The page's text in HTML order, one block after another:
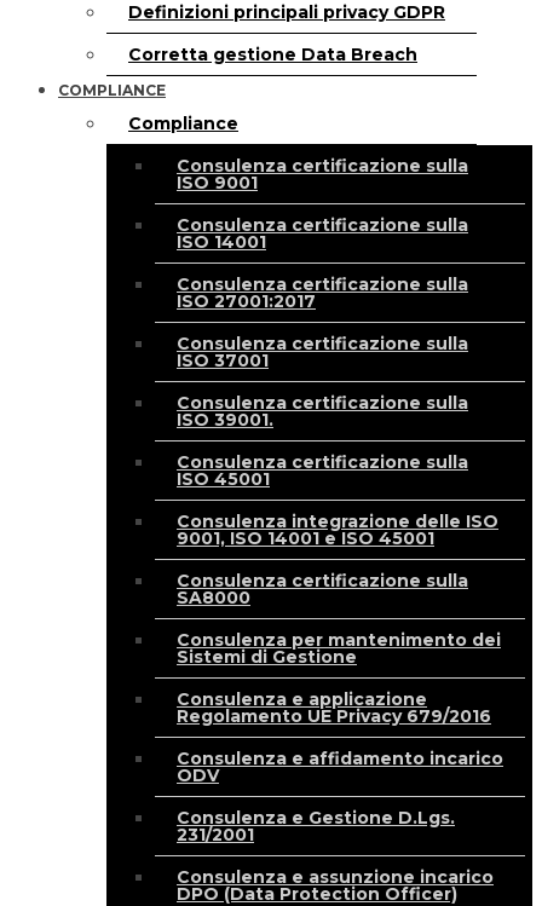
Definizioni principali privacy GDPR
Corretta gestione Data Breach
COMPLIANCE
Compliance
Consulenza certificazione sulla
ISO 9001
Consulenza certificazione sulla
ISO 14001
Consulenza certificazione sulla
ISO 27001:2017
Consulenza certificazione sulla
ISO 37001
Consulenza certificazione sulla
ISO 39001.
Consulenza certificazione sulla
ISO 45001
Consulenza integrazione delle ISO
9001, ISO 14001 e ISO 45001
Consulenza certificazione sulla
SA8000
Consulenza per mantenimento dei
Sistemi di Gestione
Consulenza e applicazione
Regolamento UE Privacy 679/2016
Consulenza e affidamento incarico
ODV
Consulenza e Gestione D.Lgs.
231/2001
Consulenza e assunzione incarico
DPO (Data Protection Officer)